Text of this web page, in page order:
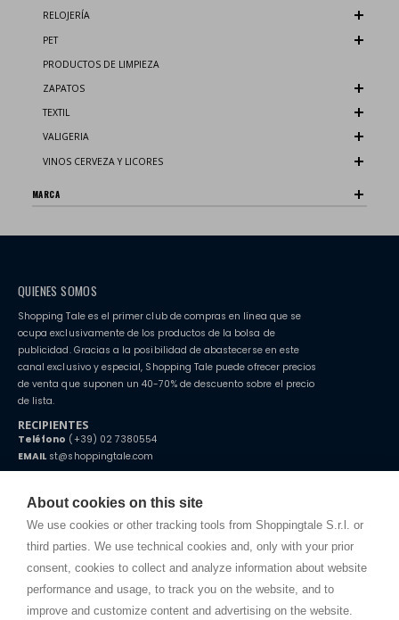
About cookies on this site
We use cookies or other tracking tools from Shoppingtale S.r.l. or
third parties. We use technical cookies and, only with your prior
consent, cookies to collect and analyze information about website
performance and usage, to track you on the website, and to
improve and customize content and advertising on the website.
RELOJERÍA
PET
PRODUCTOS DE LIMPIEZA
ZAPATOS
TEXTIL
VALIGERIA
VINOS CERVEZA Y LICORES
MARCA
QUIENES SOMOS
Shopping Tale es el primer club de compras en línea que se
ocupa exclusivamente de los productos de la bolsa de
publicidad. Gracias a la posibilidad de abastecerse en este
canal exclusivo y especial, Shopping Tale puede ofrecer precios
de venta que suponen un 40-70% de descuento sobre el precio
de lista.
RECIPIENTES
Teléfono (+39) 02 7380554
EMAILst@shoppingtale.com
Starting this year, we decided to provide our customers withfake
home. You will always receive great care and attention, even from a
distance.
CONDICIONES GENERALES
Términos y condiciones